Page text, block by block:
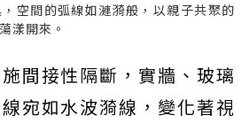
空間的弧線如漣漪般，以親子共聚的
漾開來。
間接性隔斷，實牆、玻璃
宛如水波漪線，變化著視